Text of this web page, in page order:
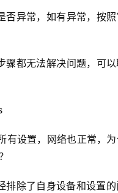
否异常，如有异常，按
骤都无法解决问题，可
有设置，网络也正常，
排除了自身设备和设置